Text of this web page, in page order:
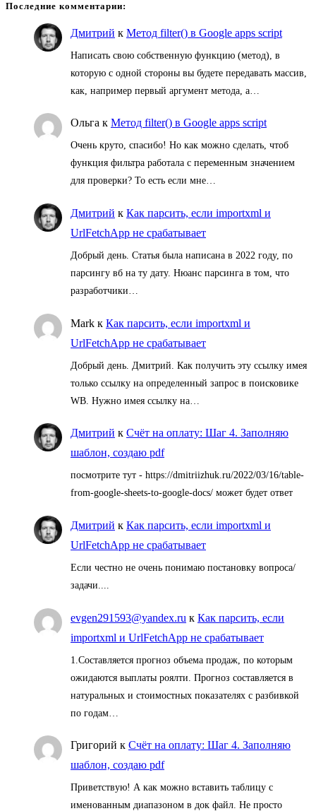
переношу
многоуровневый
текст
из
журнала
отдельный
столбец
Последние комментарии:
Дмитрий к Метод filter() в Google apps script
Написать свою собственную функцию (метод), в
которую с одной стороны вы будете передавать массив,
как, например первый аргумент метода, а…
Ольга к Метод filter() в Google apps script
Очень круто, спасибо! Но как можно сделать, чтоб
функция фильтра работала с переменным значением
для проверки? То есть если мне…
Дмитрий к Как парсить, если importxml и
UrlFetchApp не срабатывает
Добрый день. Статья была написана в 2022 году, по
парсингу вб на ту дату. Нюанс парсинга в том, что
разработчики…
Mark к Как парсить, если importxml и
UrlFetchApp не срабатывает
Добрый день. Дмитрий. Как получить эту ссылку имея
только ссылку на определенный запрос в поисковике
WB. Нужно имея ссылку на…
Дмитрий к Счёт на оплату: Шаг 4. Заполняю
шаблон, создаю pdf
посмотрите тут - https://dmitriizhuk.ru/2022/03/16/table-
from-google-sheets-to-google-docs/ может будет ответ
Дмитрий к Как парсить, если importxml и
UrlFetchApp не срабатывает
Если честно не очень понимаю постановку вопроса/
задачи....
evgen291593@yandex.ru к Как парсить, если
importxml и UrlFetchApp не срабатывает
1.Составляется прогноз объема продаж, по которым
ожидаются выплаты роялти. Прогноз составляется в
натуральных и стоимостных показателях с разбивкой
по годам…
Григорий к Счёт на оплату: Шаг 4. Заполняю
шаблон, создаю pdf
Приветствую! А как можно вставить таблицу с
именованным диапазоном в док файл. Не просто